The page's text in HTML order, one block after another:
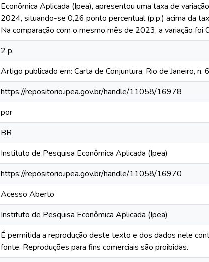
Econômica Aplicada (Ipea), apresentou uma taxa de
2024, situando-se 0,26 ponto percentual (p.p.) acima da
Na comparação com o mesmo mês de 2023, a variação foi
2 p.
Artigo publicado em: Carta de Conjuntura, Rio de Janeiro, n.
https://repositorio.ipea.gov.br/handle/11058/16978
por
BR
Instituto de Pesquisa Econômica Aplicada (Ipea)
https://repositorio.ipea.gov.br/handle/11058/16970
Acesso Aberto
Instituto de Pesquisa Econômica Aplicada (Ipea)
É permitida a reprodução deste texto e dos dados nele
fonte. Reproduções para fins comerciais são proibidas.